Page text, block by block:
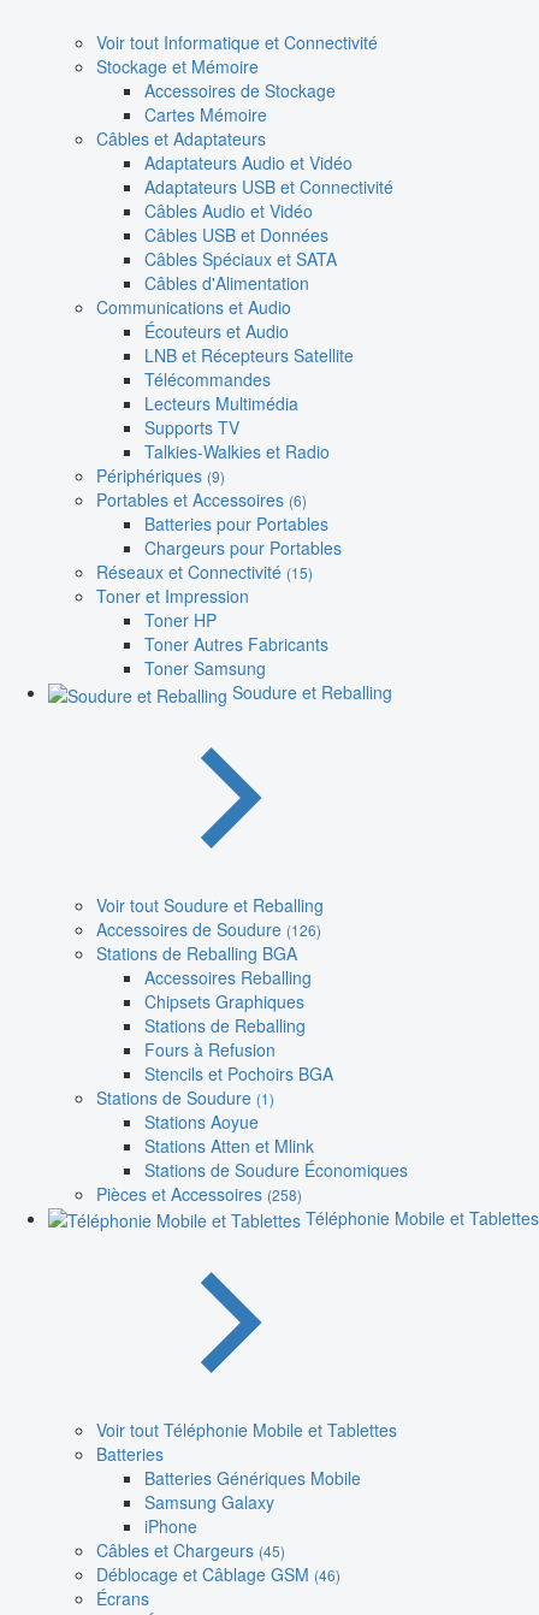
Voir tout Informatique et Connectivité
Stockage et Mémoire
Accessoires de Stockage
Cartes Mémoire
Câbles et Adaptateurs
Adaptateurs Audio et Vidéo
Adaptateurs USB et Connectivité
Câbles Audio et Vidéo
Câbles USB et Données
Câbles Spéciaux et SATA
Câbles d'Alimentation
Communications et Audio
Écouteurs et Audio
LNB et Récepteurs Satellite
Télécommandes
Lecteurs Multimédia
Supports TV
Talkies-Walkies et Radio
Périphériques (9)
Portables et Accessoires (6)
Batteries pour Portables
Chargeurs pour Portables
Réseaux et Connectivité (15)
Toner et Impression
Toner HP
Toner Autres Fabricants
Toner Samsung
Soudure et Reballing
Voir tout Soudure et Reballing
Accessoires de Soudure (126)
Stations de Reballing BGA
Accessoires Reballing
Chipsets Graphiques
Stations de Reballing
Fours à Refusion
Stencils et Pochoirs BGA
Stations de Soudure (1)
Stations Aoyue
Stations Atten et Mlink
Stations de Soudure Économiques
Pièces et Accessoires (258)
Téléphonie Mobile et Tablettes
Voir tout Téléphonie Mobile et Tablettes
Batteries
Batteries Génériques Mobile
Samsung Galaxy
iPhone
Câbles et Chargeurs (45)
Déblocage et Câblage GSM (46)
Écrans